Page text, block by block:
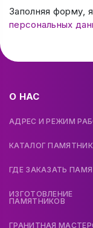
Заполняя форму,
персональных
О НАС
АДРЕС И РЕЖИМ
КАТАЛОГ
ГДЕ ЗАКАЗАТЬ
ИЗГОТОВЛЕНИЕ
ПАМЯТНИКОВ
ГРАНИТНАЯ